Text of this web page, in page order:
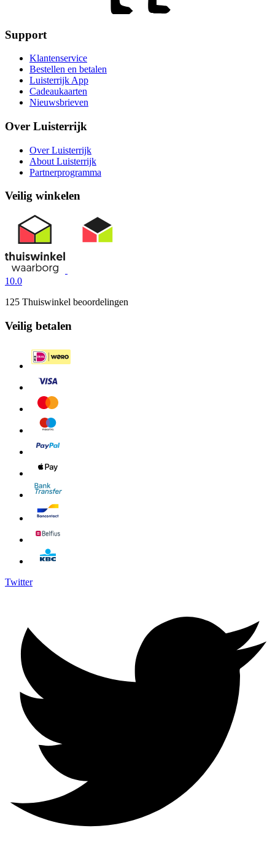
Support
Klantenservice
Bestellen en betalen
Luisterrijk App
Cadeaukaarten
Nieuwsbrieven
Over Luisterrijk
Over Luisterrijk
About Luisterrijk
Partnerprogramma
Veilig winkelen
10.0
125 Thuiswinkel beoordelingen
Veilig betalen
Twitter